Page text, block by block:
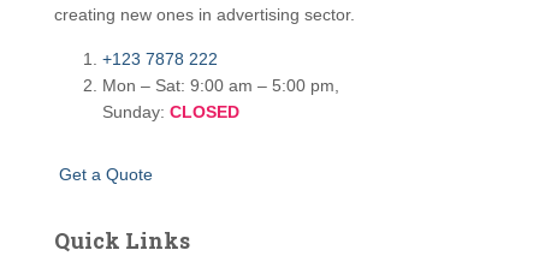
creating new ones in advertising sector.
+123 7878 222
Mon – Sat: 9:00 am – 5:00 pm,
Sunday: CLOSED
Get a Quote
Quick Links